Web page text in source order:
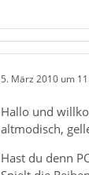
5. März 2010 um
Hallo und
altmodisch,
Hast du denn